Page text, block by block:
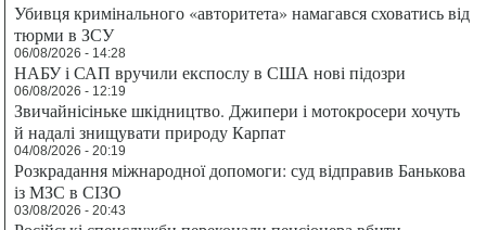
Убивця кримінального «авторитета» намагався сховатись від
тюрми в ЗСУ
06/08/2026 - 14:28
НАБУ і САП вручили експослу в США нові підозри
06/08/2026 - 12:19
Звичайнісіньке шкідництво. Джипери і мотокросери хочуть
й надалі знищувати природу Карпат
04/08/2026 - 20:19
Розкрадання міжнародної допомоги: суд відправив Банькова
із МЗС в СІЗО
03/08/2026 - 20:43